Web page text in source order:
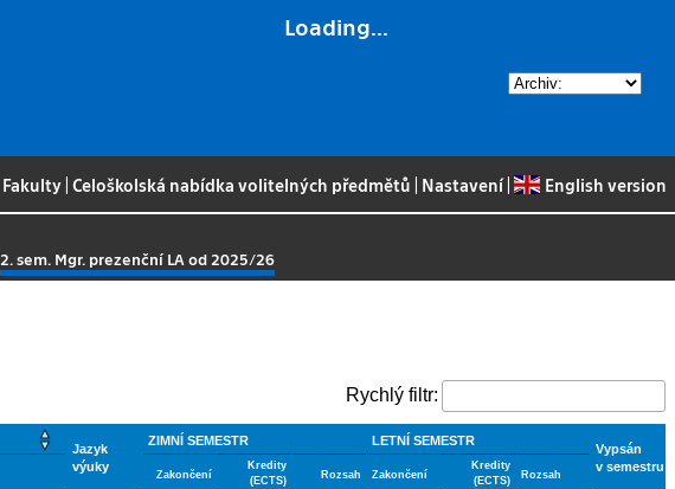
Loading...
Fakulty |Celoškolská nabídka volitelných předmětů Nastavení| English version
2. sem. Mgr. prezenční LA od 2025/26
Rychlý filtr:
Jazyk
výuky
ZIMNÍ SEMESTR LETNÍ SEMESTR
Vypsán
v semestru
Zakončení
Kredity
(ECTS)
Rozsah Zakončení
Kredity
(ECTS)
Rozsah